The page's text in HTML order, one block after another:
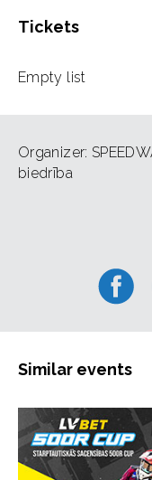
Tickets
Empty list
Organizer:
biedrība
Similar events